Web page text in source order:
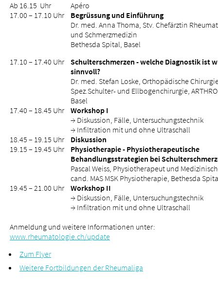
Über uns
Veranstaltungen & Kurse
Ab 16.15 Uhr
Apéro
17.00 – 17.10 Uhr
Begrüssung und Einführung
Dr. med. Anna Thoma, Stv. Chefärztin
und Schmerzmedizin
Bethesda Spital, Basel
17.10 – 17.40 Uhr
Schulterschmerzen - welche Diagnostik ist
sinnvoll?
Dr. med. Stefan Loske, Orthopädische
Spez.Schulter- und Ellbogenchirurgie,
Basel
17.40 – 18.45 Uhr
Workshop I
→ Diskussion, Fälle, Untersuchungstechnik
→ Infiltration mit und ohne Ultraschall
18.45 – 19.15 Uhr
Diskussion
19.15 – 19.45 Uhr
Physiotherapie - Physiotherapeutische
Behandlungsstrategien bei
Pascal Weiss, Physiotherapeut und
cand. MAS MSK Physiotherapie, Bethesda
19.45 – 21.00 Uhr
Workshop II
→ Diskussion, Fälle, Untersuchungstechnik
→ Infiltration mit und ohne Ultraschall
Anmeldung und weitere Informationen unter:
www.rheumatologie.ch/update
Zum Flyer
Weitere Fortbildungen der Rheumaliga